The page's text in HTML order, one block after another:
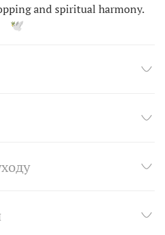
and spiritual harmony.